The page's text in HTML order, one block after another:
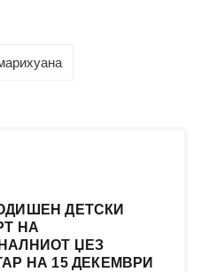
ДЕТСКИ
НА
ЏЕЗ
НА 15 ДЕКЕМВРИ